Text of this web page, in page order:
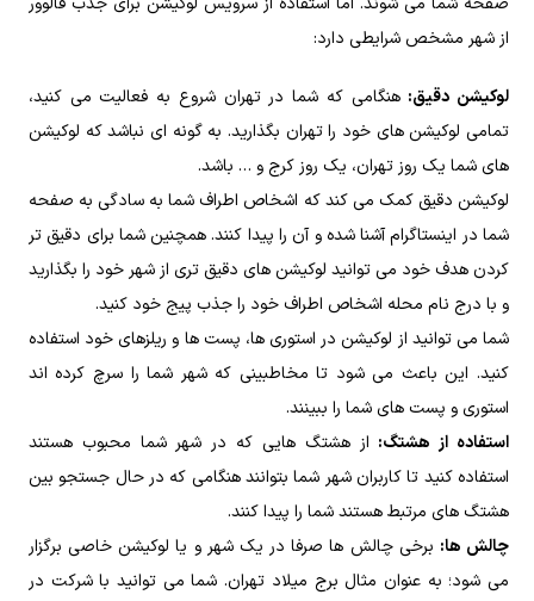
از شهر مشخص شرایطی دارد:
لوکیشن دقیق: هنگامی که شما در تهران شروع به فعالیت می کنید،
تمامی لوکیشن های خود را تهران بگذارید. به گونه ای نباشد که لوکیشن
های شما یک روز تهران، یک روز کرج و … باشد.
لوکیشن دقیق کمک می کند که اشخاص اطراف شما به سادگی به صفحه
شما در اینستاگرام آشنا شده و آن را پیدا کنند. همچنین شما برای دقیق تر
کردن هدف خود می توانید لوکیشن های دقیق تری از شهر خود را بگذارید
و با درج نام محله اشخاص اطراف خود را جذب پیج خود کنید.
شما می توانید از لوکیشن در استوری ها، پست ها و ریلزهای خود استفاده
کنید. این باعث می شود تا مخاطبینی که شهر شما را سرچ کرده اند
استوری و پست های شما را ببینند.
استفاده از هشتگ: از هشتگ هایی که در شهر شما محبوب هستند
استفاده کنید تا کاربران شهر شما بتوانند هنگامی که در حال جستجو بین
هشتگ های مرتبط هستند شما را پیدا کنند.
چالش ها: برخی چالش ها صرفا در یک شهر و یا لوکیشن خاصی برگزار
می شود؛ به عنوان مثال برج میلاد تهران. شما می توانید با شرکت در